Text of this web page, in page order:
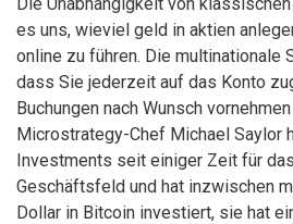
es uns, wieviel geld in aktien
online zu führen. Die multinationale
dass Sie jederzeit auf das Konto
Buchungen nach Wunsch
Microstrategy-Chef Michael Saylor
Investments seit einiger Zeit für
Geschäftsfeld und hat inzwischen
Dollar in Bitcoin investiert, sie hat